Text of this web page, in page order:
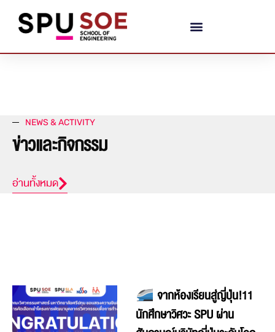
NEWS & ACTIVITY
ข่าวและกิจกรรม
อ่านทั้งหมด
จากห้องเรียนสู่ญี่ปุ่น!11
นักศึกษาวิศวะ SPU ผ่าน